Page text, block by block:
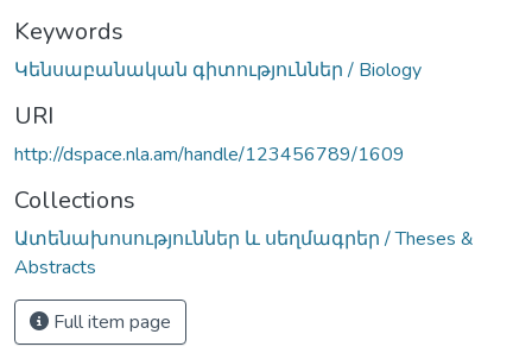
Keywords
Կենսաբանական գիտություններ / Biology
URI
http://dspace.nla.am/handle/123456789/1609
Collections
Ատենախոսություններ և սեղմագրեր / Theses &
Abstracts
Full item page